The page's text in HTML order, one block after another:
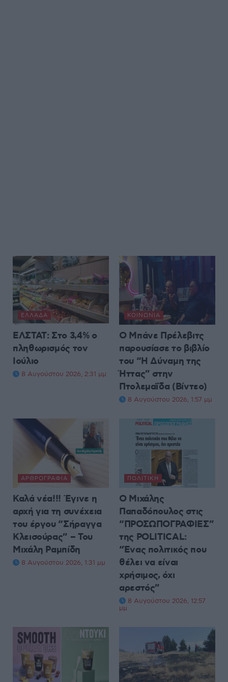
ΕΛΛΆΔΑ
ΕΛΣΤΑΤ: Στο 3,4% ο
πληθωρισμός τον
Ιούλιο
8 Αυγούστου 2026, 2:31 μμ
ΚΟΙΝΩΝΊΑ
Ο Μπάνε Πρέλεβιτς
παρουσίασε το βιβλίο
του “Η Δύναμη της
Ήττας” στην
Πτολεμαΐδα (Βίντεο)
8 Αυγούστου 2026, 1:57 μμ
ΑΡΘΡΟΓΡΑΦΊΑ
Καλά νέα!!! Έγινε η
αρχή για τη συνέχεια
του έργου “Σήραγγα
Κλεισούρας” – Του
Μιχάλη Ραμπίδη
8 Αυγούστου 2026, 1:31 μμ
ΠΟΛΙΤΙΚΉ
Ο Μιχάλης
Παπαδόπουλος στις
“ΠΡΟΣΩΠΟΓΡΑΦΙΕΣ”
της POLITICAL:
“Ένας πολιτικός που
θέλει να είναι
χρήσιμος, όχι
αρεστός”
8 Αυγούστου 2026, 12:57
μμ